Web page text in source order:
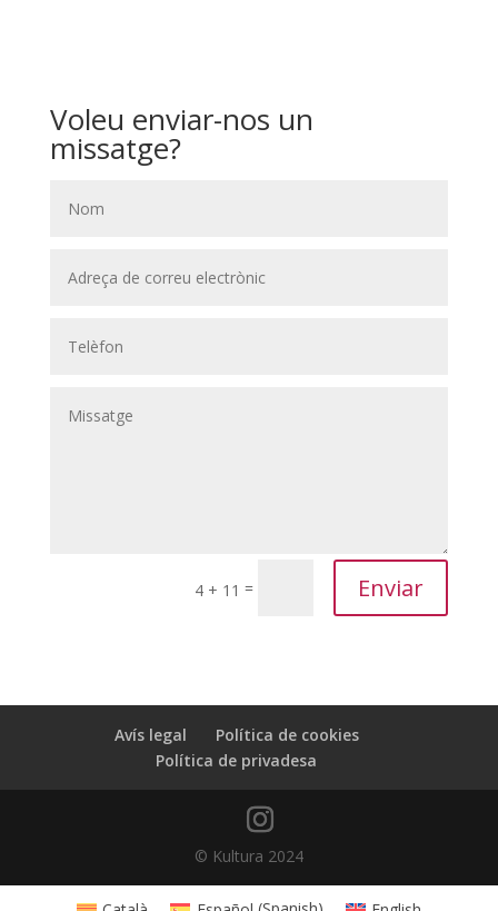
Voleu enviar-nos un
missatge?
4 + 11 = Enviar
Avís legal
Política de cookies
Política de privadesa
© Kultura 2024